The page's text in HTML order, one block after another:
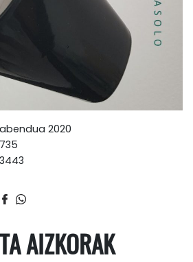
abendua 2020
735
3443
AIZKORAK